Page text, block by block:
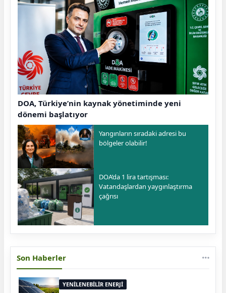
DOA, Türkiye’nin kaynak yönetiminde yeni
dönemi başlatıyor
Yangınların sıradaki adresi bu
bölgeler olabilir!
DOA’da 1 lira tartışması:
Vatandaşlardan yaygınlaştırma
çağrısı
Son Haberler
YENİLENEBİLİR ENERJİ